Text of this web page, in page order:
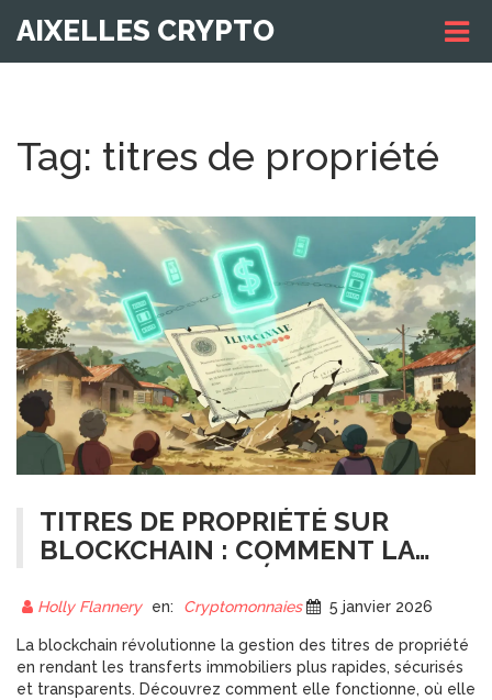
AIXELLES CRYPTO
Tag: titres de propriété
TITRES DE PROPRIÉTÉ SUR
BLOCKCHAIN : COMMENT LA
TECHNOLOGIE RÉVOLUTIONNE
LA GESTION FONCIÈRE
Holly Flannery en: Cryptomonnaies 5 janvier 2026
La blockchain révolutionne la gestion des titres de propriété
en rendant les transferts immobiliers plus rapides, sécurisés
et transparents. Découvrez comment elle fonctionne, où elle